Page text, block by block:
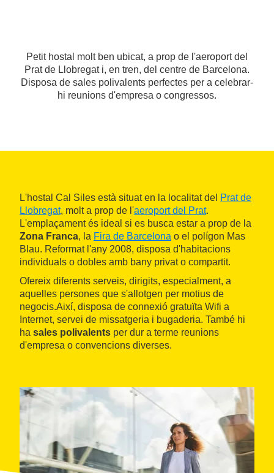
Petit hostal molt ben ubicat, a prop de l'aeroport del
Prat de Llobregat i, en tren, del centre de Barcelona.
Disposa de sales polivalents perfectes per a celebrar-
hi reunions d'empresa o congressos.
L'hostal Cal Siles està situat en la localitat del Prat de
Llobregat, molt a prop de l'aeroport del Prat.
L'emplaçament és ideal si es busca estar a prop de la
Zona Franca, la Fira de Barcelona o el polígon Mas
Blau. Reformat l'any 2008, disposa d'habitacions
individuals o dobles amb bany privat o compartit.
Ofereix diferents serveis, dirigits, especialment, a
aquelles persones que s'allotgen per motius de
negocis.Així, disposa de connexió gratuïta Wifi a
Internet, servei de missatgeria i bugaderia. També hi
ha sales polivalents per dur a terme reunions
d'empresa o convencions diverses.